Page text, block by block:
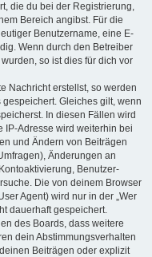
die du bei der Registrierung,
Bereich angibst. Für die
Benutzername, eine E-
Wenn durch den Betreiber
so ist dies für dich vor
Nachricht erstellst, so werden
Gleiches gilt, wenn
In diesen Fällen wird
IP-Adresse wird weiterhin bei
und Ändern von Beiträgen
Änderungen an
Benutzer-
Die von deinem Browser
Agent) wird nur in der „Wer
dauerhaft gespeichert.
des Boards, dass weitere
dein Abstimmungsverhalten
Beiträgen oder explizit